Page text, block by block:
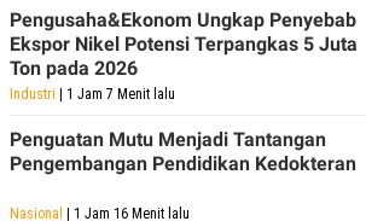
Pengusaha&Ekonom Ungkap Penyebab
Ekspor Nikel Potensi Terpangkas 5 Juta
Ton pada 2026
Industri | 1 Jam 7 Menit lalu
Penguatan Mutu Menjadi Tantangan
Pengembangan Pendidikan Kedokteran
Nasional | 1 Jam 16 Menit lalu